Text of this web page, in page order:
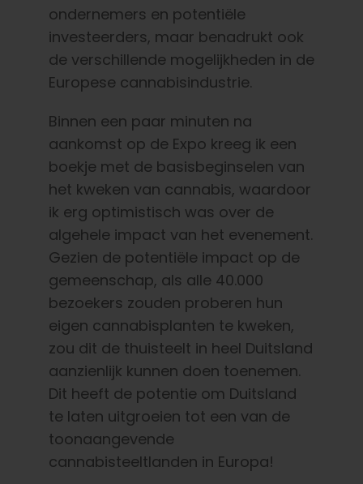
ondernemers en potentiële
investeerders, maar benadrukt ook
de verschillende mogelijkheden in de
Europese cannabisindustrie.
Binnen een paar minuten na
aankomst op de Expo kreeg ik een
boekje met de basisbeginselen van
het kweken van cannabis, waardoor
ik erg optimistisch was over de
algehele impact van het evenement.
Gezien de potentiële impact op de
gemeenschap, als alle 40.000
bezoekers zouden proberen hun
eigen cannabisplanten te kweken,
zou dit de thuisteelt in heel Duitsland
aanzienlijk kunnen doen toenemen.
Dit heeft de potentie om Duitsland
te laten uitgroeien tot een van de
toonaangevende
cannabisteeltlanden in Europa!